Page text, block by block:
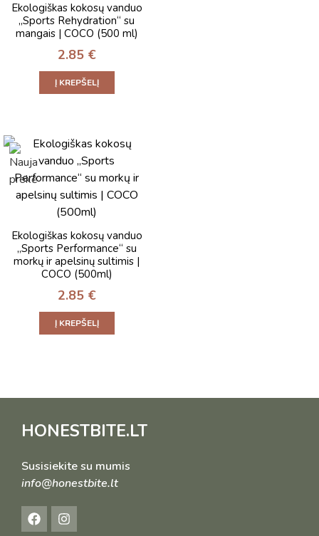
Ekologiškas kokosų vanduo
„Sports Rehydration“ su
mangais | COCO (500 ml)
2.85 €
Į KREPŠELĮ
Ekologiškas kokosų vanduo
„Sports Performance“ su
morkų ir apelsinų sultimis |
COCO (500ml)
2.85 €
Į KREPŠELĮ
HONESTBITE.LT
Susisiekite su mumis
info@honestbite.lt